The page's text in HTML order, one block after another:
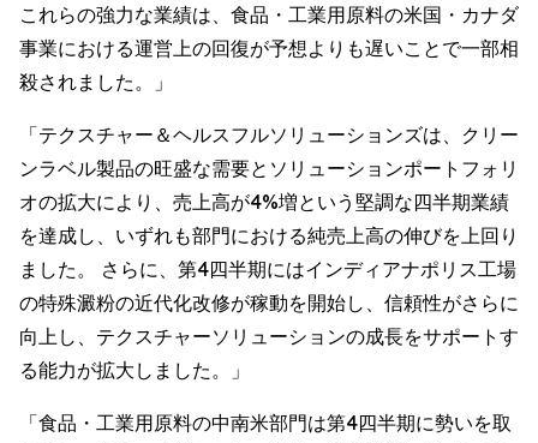
これらの強力な業績は、食品・工業用原料の米国・カナダ
事業における運営上の回復が予想よりも遅いことで一部相
殺されました。」
「テクスチャー＆ヘルスフルソリューションズは、クリー
ンラベル製品の旺盛な需要とソリューションポートフォリ
オの拡大により、売上高が4%増という堅調な四半期業績
を達成し、いずれも部門における純売上高の伸びを上回り
ました。 さらに、第4四半期にはインディアナポリス工場
の特殊澱粉の近代化改修が稼動を開始し、信頼性がさらに
向上し、テクスチャーソリューションの成長をサポートす
る能力が拡大しました。」
「食品・工業用原料の中南米部門は第4四半期に勢いを取